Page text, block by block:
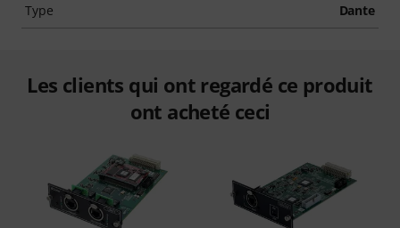
Type Dante
Les clients qui ont regardé ce produit
ont acheté ceci